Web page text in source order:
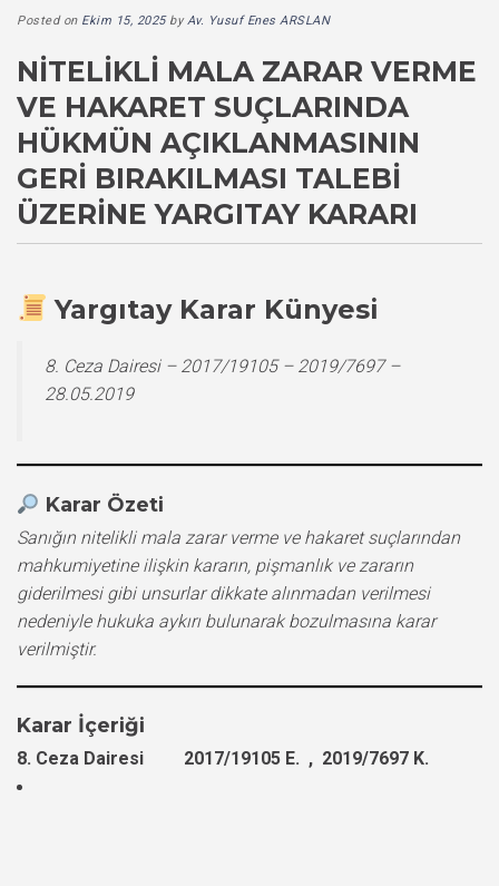
Posted on Ekim 15, 2025byAv. Yusuf Enes ARSLAN
NITELIKLI MALA ZARAR VERME
VE HAKARET SUÇLARINDA
HÜKMÜN AÇIKLANMASININ
GERI BIRAKILMASI TALEBI
ÜZERINE YARGITAY KARARI
Yargıtay Karar Künyesi
8. Ceza Dairesi – 2017/19105 – 2019/7697 –
28.05.2019
Karar Özeti
Sanığın nitelikli mala zarar verme ve hakaret suçlarından
mahkumiyetine ilişkin kararın, pişmanlık ve zararın
giderilmesi gibi unsurlar dikkate alınmadan verilmesi
nedeniyle hukuka aykırı bulunarak bozulmasına karar
verilmiştir.
Karar İçeriği
8. Ceza Dairesi 2017/19105 E. , 2019/7697 K.